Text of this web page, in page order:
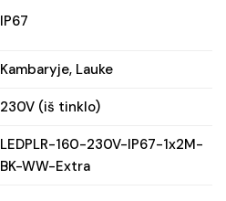
IP67
Kambaryje, Lauke
230V (iš tinklo)
LEDPLR-160-230V-IP67-1x2M-
BK-WW-Extra